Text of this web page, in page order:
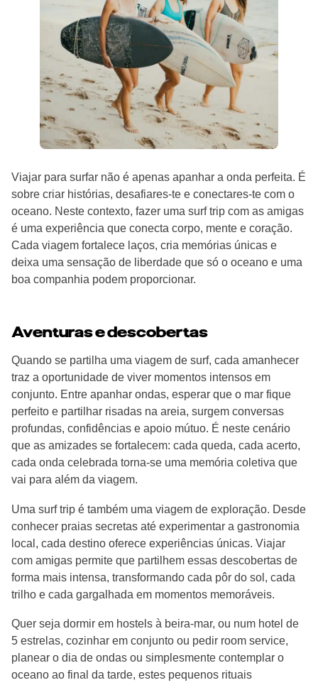
Viajar para surfar não é apenas apanhar a onda perfeita. É
sobre criar histórias, desafiares-te e conectares-te com o
oceano. Neste contexto, fazer uma surf trip com as amigas
é uma experiência que conecta corpo, mente e coração.
Cada viagem fortalece laços, cria memórias únicas e
deixa uma sensação de liberdade que só o oceano e uma
boa companhia podem proporcionar.
Aventuras e descobertas
Quando se partilha uma viagem de surf, cada amanhecer
traz a oportunidade de viver momentos intensos em
conjunto. Entre apanhar ondas, esperar que o mar fique
perfeito e partilhar risadas na areia, surgem conversas
profundas, confidências e apoio mútuo. É neste cenário
que as amizades se fortalecem: cada queda, cada acerto,
cada onda celebrada torna-se uma memória coletiva que
vai para além da viagem.
Uma surf trip é também uma viagem de exploração. Desde
conhecer praias secretas até experimentar a gastronomia
local, cada destino oferece experiências únicas. Viajar
com amigas permite que partilhem essas descobertas de
forma mais intensa, transformando cada pôr do sol, cada
trilho e cada gargalhada em momentos memoráveis.
Quer seja dormir em hostels à beira-mar, ou num hotel de
5 estrelas, cozinhar em conjunto ou pedir room service,
planear o dia de ondas ou simplesmente contemplar o
oceano ao final da tarde, estes pequenos rituais